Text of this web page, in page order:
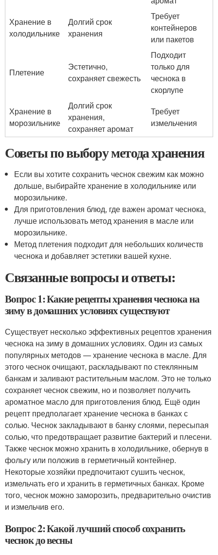
Хранение в
холодильнике
Долгий срок
хранения
Требует
контейнеров
или пакетов
Плетение
Эстетично,
сохраняет свежесть
Подходит
только для
чеснока в
скорлупе
Хранение в
морозильнике
Долгий срок
хранения,
сохраняет аромат
Требует
измельчения
Советы по выбору метода хранения
Если вы хотите сохранить чеснок свежим как можно
дольше, выбирайте хранение в холодильнике или
морозильнике.
Для приготовления блюд, где важен аромат чеснока,
лучше использовать метод хранения в масле или
морозильнике.
Метод плетения подходит для небольших количеств
чеснока и добавляет эстетики вашей кухне.
Связанные вопросы и ответы:
Вопрос 1: Какие рецепты хранения чеснока на
зиму в домашних условиях существуют
Существует несколько эффективных рецептов хранения
чеснока на зиму в домашних условиях. Один из самых
популярных методов — хранение чеснока в масле. Для
этого чеснок очищают, раскладывают по стеклянным
банкам и заливают растительным маслом. Это не только
сохраняет чеснок свежим, но и позволяет получить
ароматное масло для приготовления блюд. Ещё один
рецепт предполагает хранение чеснока в банках с
солью. Чеснок закладывают в банку слоями, пересыпая
солью, что предотвращает развитие бактерий и плесени.
Также чеснок можно хранить в холодильнике, обернув в
фольгу или положив в герметичный контейнер.
Некоторые хозяйки предпочитают сушить чеснок,
измельчать его и хранить в герметичных банках. Кроме
того, чеснок можно заморозить, предварительно очистив
и измельчив его.
Вопрос 2: Какой лучший способ сохранить
чеснок до весны